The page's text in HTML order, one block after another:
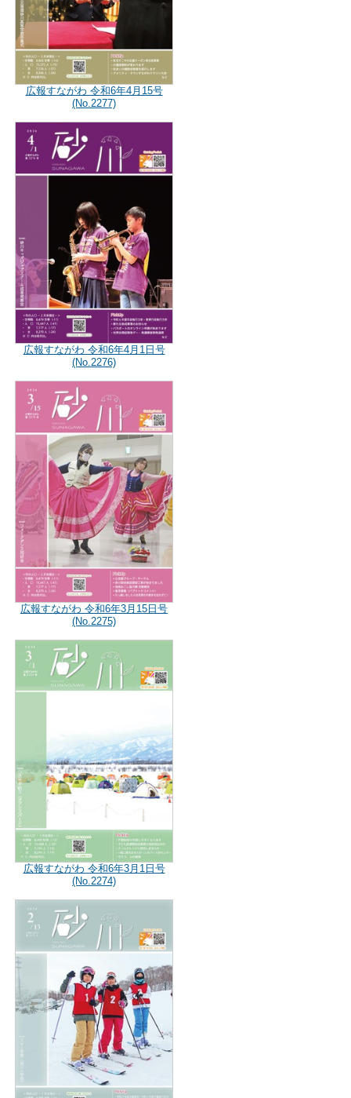
広報すながわ 令和6年4月15号
(No.2277)
広報すながわ 令和6年4月1日号
(No.2276)
広報すながわ 令和6年3月15日号
(No.2275)
広報すながわ 令和6年3月1日号
(No.2274)